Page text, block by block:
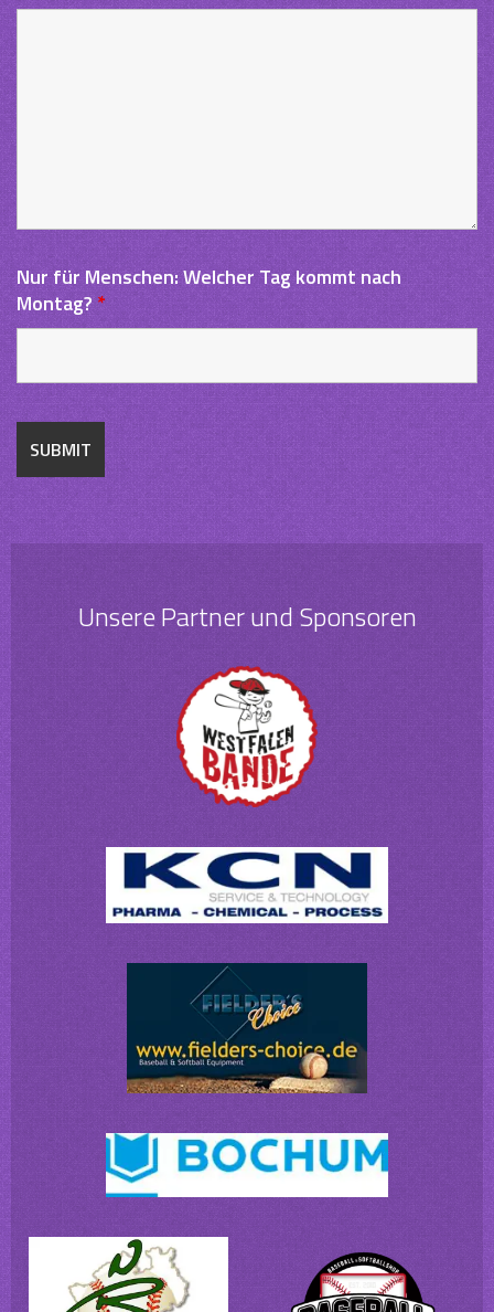
Nur für Menschen: Welcher Tag kommt nach
Montag? *
Unsere Partner und Sponsoren